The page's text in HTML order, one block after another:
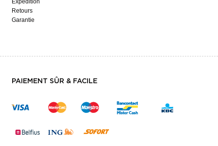
Expédition
Retours
Garantie
PAIEMENT SÛR & FACILE